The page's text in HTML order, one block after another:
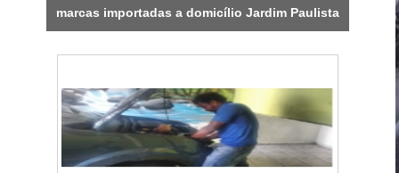
marcas importadas a domicílio Jardim Paulista